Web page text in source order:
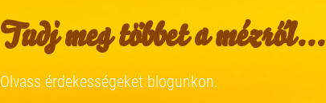
Tudj meg többet a mézről...
Olvass érdekességeket blogunkon.